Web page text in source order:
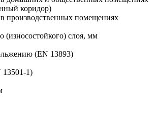
коридор)
производственных помещениях
(износостойкого) слоя, мм
(EN 13893)
13501-1)